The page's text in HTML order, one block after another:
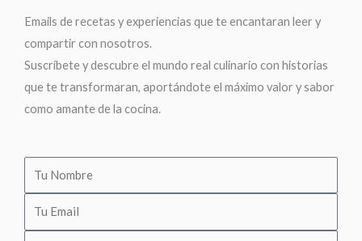
Emails de recetas y experiencias que te encantaran leer y
compartir con nosotros.
Suscríbete y descubre el mundo real culinario con historias
que te transformaran, aportándote el máximo valor y sabor
como amante de la cocina.